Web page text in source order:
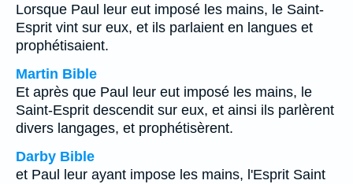
Lorsque Paul leur eut imposé les mains, le Saint-
Esprit vint sur eux, et ils parlaient en langues et
prophétisaient.
Martin Bible
Et après que Paul leur eut imposé les mains, le
Saint-Esprit descendit sur eux, et ainsi ils parlèrent
divers langages, et prophétisèrent.
Darby Bible
et Paul leur ayant impose les mains, l'Esprit Saint